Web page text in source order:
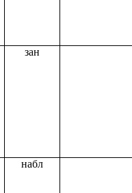
зан
набл